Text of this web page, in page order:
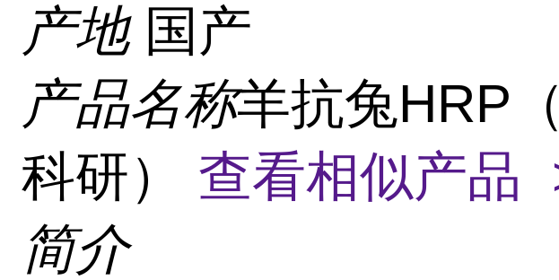
产地 国产
产品名称羊抗兔HRP
科研） 查看相似产品
简介